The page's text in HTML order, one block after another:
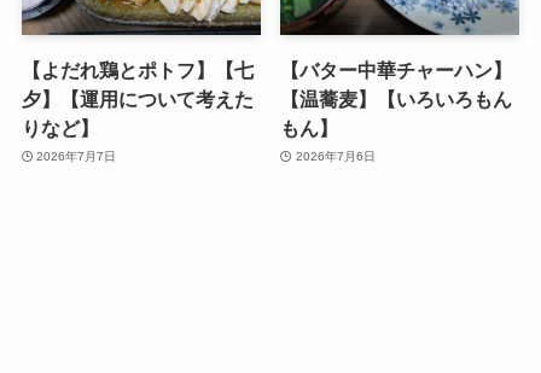
【よだれ鶏とポトフ】【七
夕】【運用について考えた
りなど】
2026年7月7日
【バター中華チャーハン】
【温蕎麦】【いろいろもん
もん】
2026年7月6日